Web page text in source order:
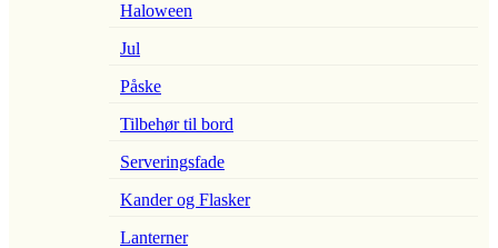
Haloween
Jul
Påske
Tilbehør til bord
Serveringsfade
Kander og Flasker
Lanterner